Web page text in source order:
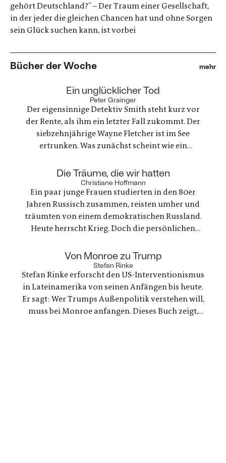
gehört Deutschland?" – Der Traum einer Gesellschaft,
in der jeder die gleichen Chancen hat und ohne Sorgen
sein Glück suchen kann, ist vorbei
Bücher der Woche mehr
Ein unglücklicher Tod
Peter Grainger
Der eigensinnige Detektiv Smith steht kurz vor
der Rente, als ihm ein letzter Fall zukommt. Der
siebzehnjährige Wayne Fletcher ist im See
ertrunken. Was zunächst scheint wie ein
anderes heraus. Es geht um nichts weniger als die
große Frage nach Gerechtigkeit. Eine
nervenaufreibende Ermittlung beginnt
Die Träume, die wir hatten
Christiane Hoffmann
Ein paar junge Frauen studierten in den 80er
Jahren Russisch zusammen, reisten umher und
träumten von einem demokratischen Russland.
Heute herrscht Krieg. Doch die persönlichen
gerade als eine der Frauen stirbt. Ein Buch über
Trauer und Hoffnung in deutsch-ukranisch-
russischen Beziehungen
Von Monroe zu Trump
Stefan Rinke
Stefan Rinke erforscht den US-Interventionismus
in Lateinamerika von seinen Anfängen bis heute.
Er sagt: Wer Trumps Außenpolitik verstehen will,
muss bei Monroe anfangen. Dieses Buch zeigt,